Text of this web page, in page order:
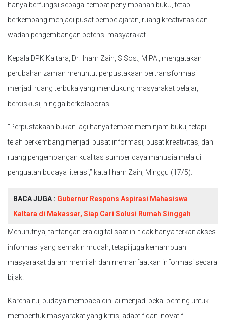
hanya berfungsi sebagai tempat penyimpanan buku, tetapi
berkembang menjadi pusat pembelajaran, ruang kreativitas dan
wadah pengembangan potensi masyarakat.
Kepala DPK Kaltara, Dr. Ilham Zain, S.Sos., M.PA., mengatakan
perubahan zaman menuntut perpustakaan bertransformasi
menjadi ruang terbuka yang mendukung masyarakat belajar,
berdiskusi, hingga berkolaborasi.
“Perpustakaan bukan lagi hanya tempat meminjam buku, tetapi
telah berkembang menjadi pusat informasi, pusat kreativitas, dan
ruang pengembangan kualitas sumber daya manusia melalui
penguatan budaya literasi,” kata Ilham Zain, Minggu (17/5).
BACA JUGA : Gubernur Respons Aspirasi Mahasiswa
Kaltara di Makassar, Siap Cari Solusi Rumah Singgah
Menurutnya, tantangan era digital saat ini tidak hanya terkait akses
informasi yang semakin mudah, tetapi juga kemampuan
masyarakat dalam memilah dan memanfaatkan informasi secara
bijak.
Karena itu, budaya membaca dinilai menjadi bekal penting untuk
membentuk masyarakat yang kritis, adaptif dan inovatif.